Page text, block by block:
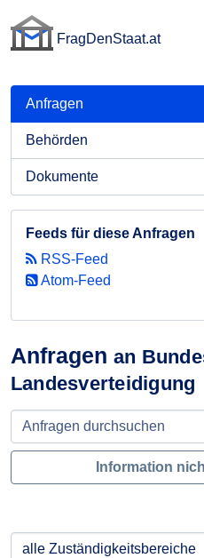
FragDenStaat.at
Anfragen an
Landesverteidigung
Information
Anfragen
Behörden
Dokumente
Feeds für diese Anfragen
RSS-Feed
Atom-Feed